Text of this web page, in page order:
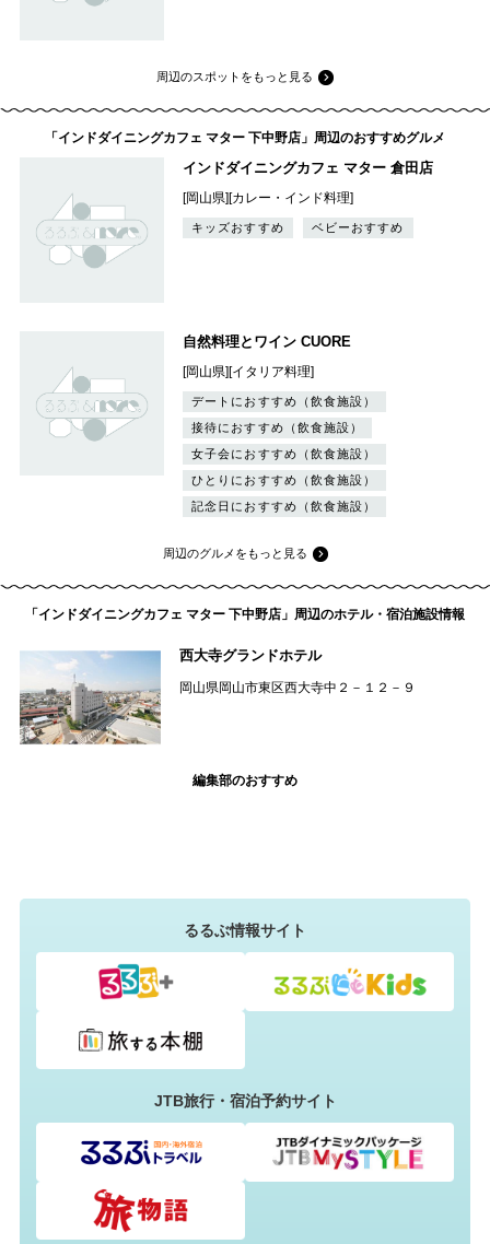
周辺のスポットをもっと見る
「インドダイニングカフェ マター 下中野店」周辺のおすすめグルメ
インドダイニングカフェ マター 倉田店
[岡山県][カレー・インド料理]
キッズおすすめ ベビーおすすめ
自然料理とワイン CUORE
[岡山県][イタリア料理]
デートにおすすめ（飲食施設）
接待におすすめ（飲食施設）
女子会におすすめ（飲食施設）
ひとりにおすすめ（飲食施設）
記念日におすすめ（飲食施設）
周辺のグルメをもっと見る
「インドダイニングカフェ マター 下中野店」周辺のホテル・宿泊施設情報
西大寺グランドホテル
岡山県岡山市東区西大寺中２－１２－９
編集部のおすすめ
るるぶ情報サイト
JTB旅行・宿泊予約サイト